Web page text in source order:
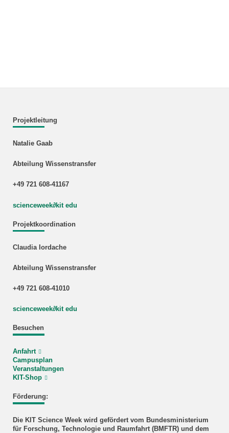
Projektleitung
Natalie Gaab
Abteilung Wissenstransfer
+49 721 608-41167
scienceweek∂kit edu
Projektkoordination
Claudia Iordache
Abteilung Wissenstransfer
+49 721 608-41010
scienceweek∂kit edu
Besuchen
Anfahrt
Campusplan
Veranstaltungen
KIT-Shop
Förderung:
Die KIT Science Week wird gefördert vom Bundesministerium
für Forschung, Technologie und Raumfahrt (BMFTR) und dem